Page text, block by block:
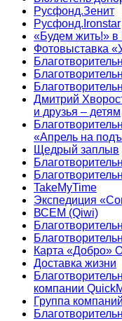
Русфонд.Зенит
Русфонд.Ironstar
«Будем жить!» в
Фотовыставка
Дмитрий
и друзья – детям
«Апрель на
Щедрый заплыв
TakeMyTime
Экспедиция
ВСЕМ (Qiwi)
Карта «Добро»
Доставка жизни
компании
Группа